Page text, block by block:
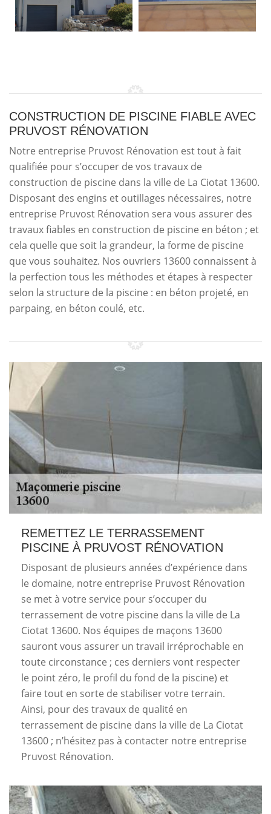
CONSTRUCTION DE PISCINE FIABLE AVEC
PRUVOST RÉNOVATION
Notre entreprise Pruvost Rénovation est tout à fait
qualifiée pour s’occuper de vos travaux de
construction de piscine dans la ville de La Ciotat 13600.
Disposant des engins et outillages nécessaires, notre
entreprise Pruvost Rénovation sera vous assurer des
travaux fiables en construction de piscine en béton ; et
cela quelle que soit la grandeur, la forme de piscine
que vous souhaitez. Nos ouvriers 13600 connaissent à
la perfection tous les méthodes et étapes à respecter
selon la structure de la piscine : en béton projeté, en
parpaing, en béton coulé, etc.
REMETTEZ LE TERRASSEMENT
PISCINE À PRUVOST RÉNOVATION
Disposant de plusieurs années d’expérience dans
le domaine, notre entreprise Pruvost Rénovation
se met à votre service pour s’occuper du
terrassement de votre piscine dans la ville de La
Ciotat 13600. Nos équipes de maçons 13600
sauront vous assurer un travail irréprochable en
toute circonstance ; ces derniers vont respecter
le point zéro, le profil du fond de la piscine) et
faire tout en sorte de stabiliser votre terrain.
Ainsi, pour des travaux de qualité en
terrassement de piscine dans la ville de La Ciotat
13600 ; n’hésitez pas à contacter notre entreprise
Pruvost Rénovation.